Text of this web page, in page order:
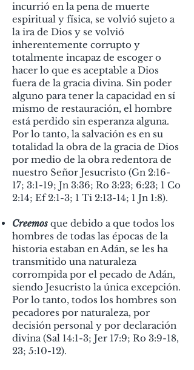
incurrió en la pena de muerte
espiritual y física, se volvió sujeto a
la ira de Dios y se volvió
inherentemente corrupto y
totalmente incapaz de escoger o
hacer lo que es aceptable a Dios
fuera de la gracia divina. Sin poder
alguno para tener la capacidad en sí
mismo de restauración, el hombre
está perdido sin esperanza alguna.
Por lo tanto, la salvación es en su
totalidad la obra de la gracia de Dios
por medio de la obra redentora de
nuestro Señor Jesucristo (Gn 2:16-
17; 3:1-19; Jn 3:36; Ro 3:23; 6:23; 1 Co
2:14; Ef 2:1-3; 1 Ti 2:13-14; 1 Jn 1:8).
Creemos que debido a que todos los
hombres de todas las épocas de la
historia estaban en Adán, se les ha
transmitido una naturaleza
corrompida por el pecado de Adán,
siendo Jesucristo la única excepción.
Por lo tanto, todos los hombres son
pecadores por naturaleza, por
decisión personal y por declaración
divina (Sal 14:1-3; Jer 17:9; Ro 3:9-18,
23; 5:10-12).